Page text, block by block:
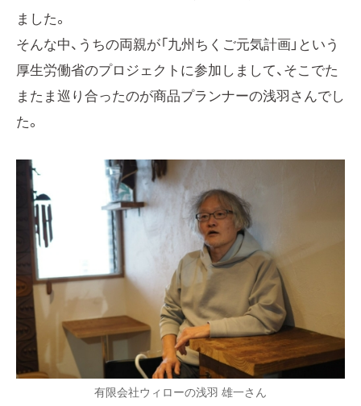
ました。
そんな中、うちの両親が「九州ちくご元気計画」という
厚生労働省のプロジェクトに参加しまして、そこでた
またま巡り合ったのが商品プランナーの浅羽さんでし
た。
有限会社ウィローの浅羽 雄一さん